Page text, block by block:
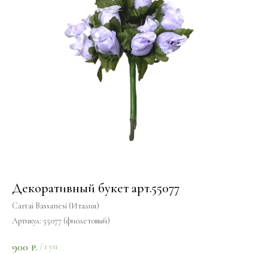
Декоративный букет арт.55077
Cartai Bassanesi (Италия)
Артикул: 55077 (фиолетовый)
900 ₽. / 1 уп